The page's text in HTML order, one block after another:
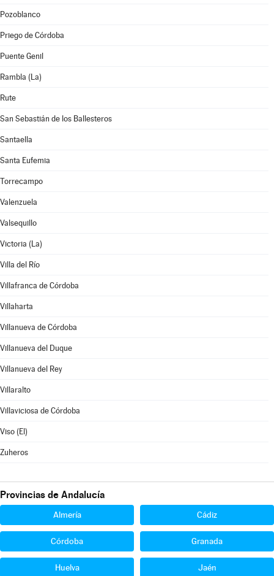
Pozoblanco
Priego de Córdoba
Puente Genil
Rambla (La)
Rute
San Sebastián de los Ballesteros
Santaella
Santa Eufemia
Torrecampo
Valenzuela
Valsequillo
Victoria (La)
Villa del Río
Villafranca de Córdoba
Villaharta
Villanueva de Córdoba
Villanueva del Duque
Villanueva del Rey
Villaralto
Villaviciosa de Córdoba
Viso (El)
Zuheros
Provincias de Andalucía
Almería Cádiz
Córdoba Granada
Huelva Jaén